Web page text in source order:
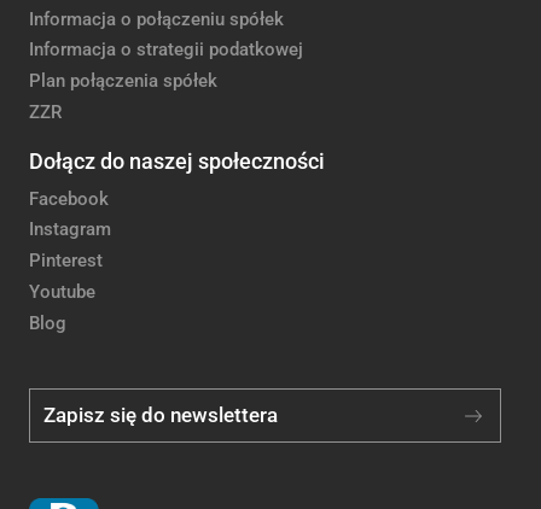
Informacja o połączeniu spółek
Informacja o strategii podatkowej
Plan połączenia spółek
ZZR
Dołącz do naszej społeczności
Facebook
Instagram
Pinterest
Youtube
Blog
Zapisz się do newslettera